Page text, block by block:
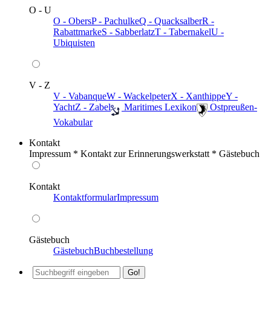
O - U
O - ObersP - PachulkeQ - QuacksalberR -
RabattmarkeS - SabberlatzT - TabernakelU -
Ubiquisten
V - Z
V - VabanqueW - WackelpeterX - XanthippeY -
YachtZ - Zabel ️ Maritimes Lexikon
️ Ostpreußen-
Vokabular
Kontakt
Impressum * Kontakt zur Erinnerungswerkstatt * Gästebuch
Kontakt
KontaktformularImpressum
Gästebuch
GästebuchBuchbestellung